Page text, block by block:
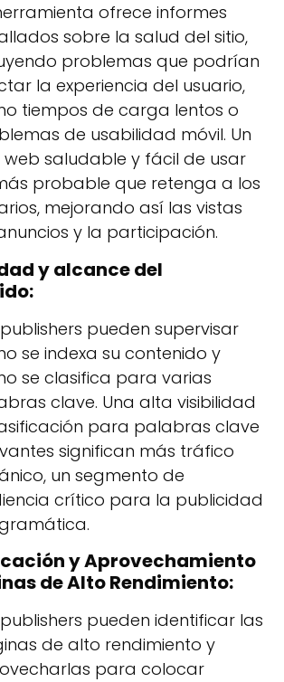
ofrece informes
sobre la salud del sitio,
problemas que podrían
la experiencia del usuario,
tiempos de carga lentos o
de usabilidad móvil. Un
web saludable y fácil de usar
probable que retenga a los
mejorando así las vistas
y la participación.
y alcance del
pueden supervisar
se indexa su contenido y
se clasifica para varias
clave. Una alta visibilidad
para palabras clave
significan más tráfico
un segmento de
crítico para la publicidad
y Aprovechamiento
de Alto Rendimiento:
pueden identificar las
de alto rendimiento y
para colocar